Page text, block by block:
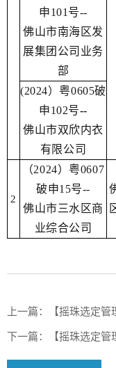
申101号--
佛山市南海区发
展集团公司业务
部
(2024）粤0605破
申102号--
佛山市双欣内衣
有限公司
2
（2024）粤0607
破申15号--
佛山市三水区商
业综合公司
上一篇：
【摇珠选定管理人】2024
下一篇：
【摇珠选定管理人